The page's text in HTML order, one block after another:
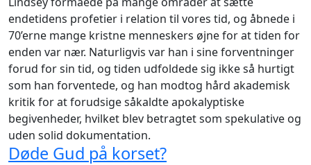
endetidens profetier i relation til vores tid, og åbnede i
70’erne mange kristne menneskers øjne for at tiden for
enden var nær. Naturligvis var han i sine forventninger
forud for sin tid, og tiden udfoldede sig ikke så hurtigt
som han forventede, og han modtog hård akademisk
kritik for at forudsige såkaldte apokalyptiske
begivenheder, hvilket blev betragtet som spekulative og
uden solid dokumentation.
Døde Gud på korset?